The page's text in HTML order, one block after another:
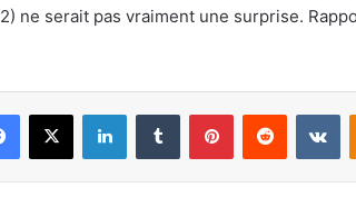
ne serait pas vraiment une surprise.
Facebook
X LinkedinTumblr PinterestReddit